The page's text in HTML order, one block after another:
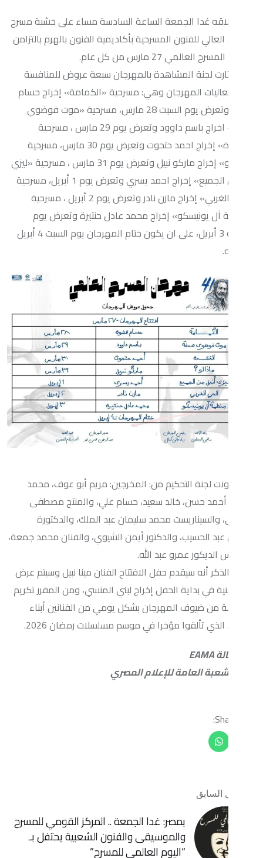
الجمعة الساعة السادسة مساء على خشبة مسرح
للفنون المسرحية بأكاديمية الفنون بالهرم بالتزامن
27 مارس من كل عام.
المشاهدة بالمهرجان سبعة عروض للمنافسة
المهرجان وهي: مسرحية «الكمامة» إخراج حسام
قشوة وتعرض يوم السبت 28 مارس، مسرحية «موت فوضوي
صدفة» اخراج باسم داوود وتعرض يوم 29 مارس ، مسرحية
«العقدة» إخراج احمد حتحوت وتعرض يوم 30 مارس، مسرحية
«ماذا لو» إخراج ماركو نبيل وتعرض يوم 31 مارس ، مسرحية «ليزي
أنبل من الجميع» إخراج احمد يسري وتعرض يوم 1 أبريل، مسرحية
«الحي الغربي» إخراج مازن نادر وتعرض يوم 2 أبريل ، مسرحية
إخراج محمد عادل حنتيرة وتعرض يوم
الجمعة 3 أبريل، على ان يكون ختام المهرجان يوم السبت 4 أبريل
التحكيم من: المخرجين: مريم أبو عوف، محمد
حسن، خالد سعيد، حسام علي، والمنتج مصطفى
محمد سليمان عبد الملك، والدكتورة
والدكتور أيمن الشيوي، والفنان محمد جمعة،
عمرو عبد الله.
أنه سيقدم حفل الافتتاح الفنان مينا نبيل وسيتم عرض
بداية الحفل إخراج لبني المنسي، ومن المقرر تكريم
المهرجان بشكل يومي من الفنانين أبناء
مؤخرا في موسم مسلسلات رمضان 2026.
للإعلام المصري
بمصر: غدا الجمعة .. المركز القومي للمسرح
والموسيقى والفنون الشعبية يحتفل بـ
“اليوم العالمي للمسرح”